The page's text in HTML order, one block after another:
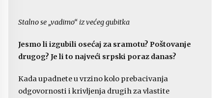
Stalno se „vadimo“ iz većeg gubitka
Jesmo li izgubili osećaj za sramotu? Poštovanje
drugog? Je li to najveći srpski poraz danas?
Kada upadnete u vrzino kolo prebacivanja
odgovornosti i krivljenja drugih za vlastite